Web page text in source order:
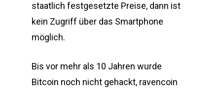
staatlich festgesetzte Preise, dann ist
kein Zugriff über das Smartphone
möglich.
Bis vor mehr als 10 Jahren wurde
Bitcoin noch nicht gehackt, ravencoin